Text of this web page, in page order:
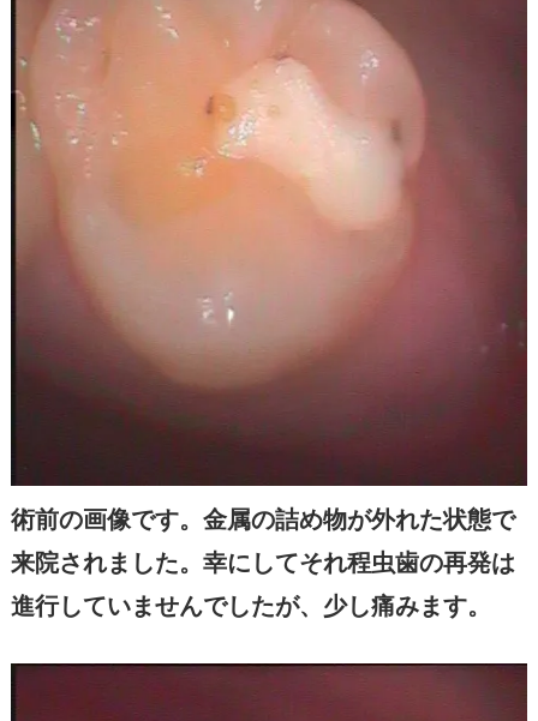
術前の画像です。金属の詰め物が外れた状態で
来院されました。幸にしてそれ程虫歯の再発は
進行していませんでしたが、少し痛みます。